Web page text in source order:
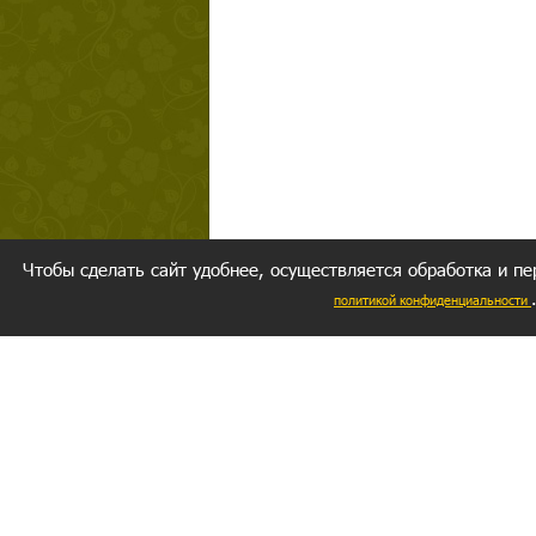
Чтобы сделать сайт удобнее, осуществляется обработка и
политикой конфиденциальности